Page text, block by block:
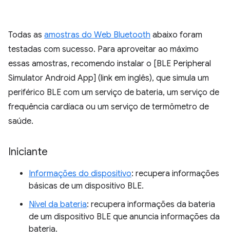
Todas as amostras do Web Bluetooth abaixo foram
testadas com sucesso. Para aproveitar ao máximo
essas amostras, recomendo instalar o [BLE Peripheral
Simulator Android App] (link em inglês), que simula um
periférico BLE com um serviço de bateria, um serviço de
frequência cardíaca ou um serviço de termômetro de
saúde.
Iniciante
Informações do dispositivo: recupera informações
básicas de um dispositivo BLE.
Nível da bateria: recupera informações da bateria
de um dispositivo BLE que anuncia informações da
bateria.